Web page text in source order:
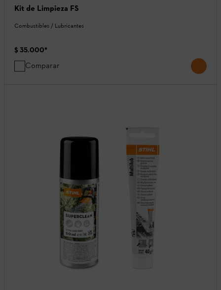
Kit de Limpieza FS
Combustibles / Lubricantes
$ 35.000*
Comparar